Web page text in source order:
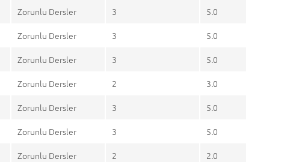
Zorunlu Dersler 3
5.0
Zorunlu Dersler 3
5.0
Zorunlu Dersler 3
5.0
Zorunlu Dersler 2
3.0
Zorunlu Dersler 3
5.0
Zorunlu Dersler 3
5.0
Zorunlu Dersler 2 2.0